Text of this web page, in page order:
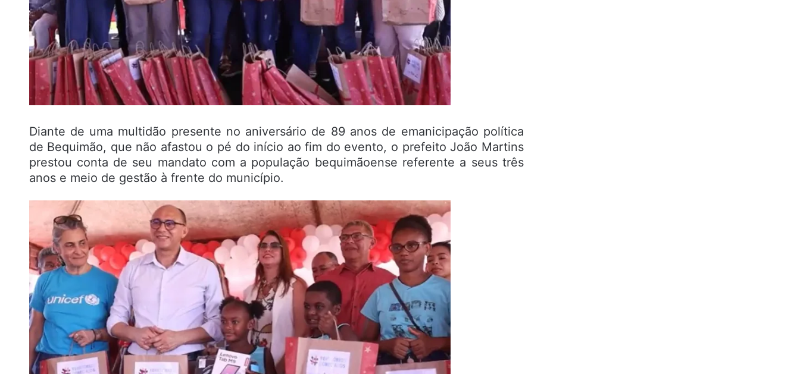
Diante de uma multidão presente no aniversário de 89 anos de emanicipação política
de Bequimão, que não afastou o pé do início ao fim do evento, o prefeito João Martins
prestou conta de seu mandato com a população bequimãoense referente a seus três
anos e meio de gestão à frente do município.